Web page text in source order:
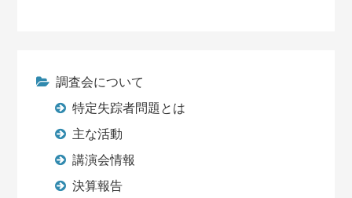
調査会について
特定失踪者問題とは
主な活動
講演会情報
決算報告